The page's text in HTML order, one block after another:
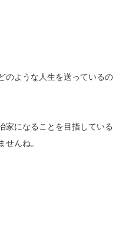
のような人生を送っているの
家になることを目指している
せんね。